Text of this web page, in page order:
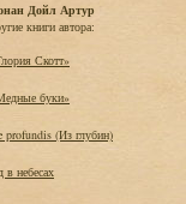
Дойл Артур
книги автора:
Скотт»
буки»
profundis (Из глубин)
в небесах